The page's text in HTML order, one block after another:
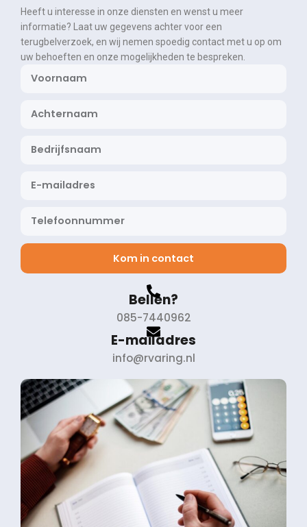
Heeft u interesse in onze diensten en wenst u meer
informatie? Laat uw gegevens achter voor een
terugbelverzoek, en wij nemen spoedig contact met u op om
uw behoeften en onze mogelijkheden te bespreken.
Kom in contact
Bellen?
085-7440962
E-mailadres
info@rvaring.nl